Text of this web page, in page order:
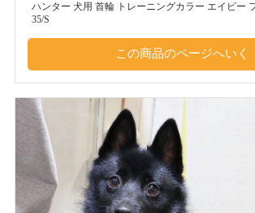
ハンター 犬用 首輪 トレーニングカラー エイビー
35/S